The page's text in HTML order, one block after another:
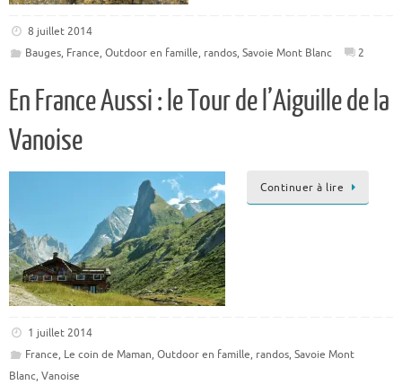
8 juillet 2014
Bauges, France, Outdoor en famille, randos, Savoie Mont Blanc 2
En France Aussi : le Tour de l’Aiguille de la
Vanoise
Continuer à lire
1 juillet 2014
France, Le coin de Maman, Outdoor en famille, randos, Savoie Mont
Blanc, Vanoise